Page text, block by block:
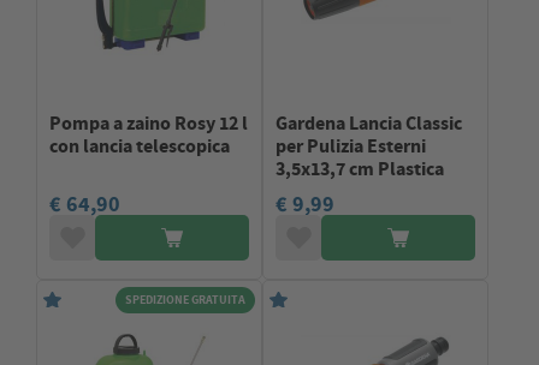
Pompa a zaino Rosy 12 l
con lancia telescopica
€ 64,90
Gardena Lancia Classic
per Pulizia Esterni
3,5x13,7 cm Plastica
€ 9,99
SPEDIZIONE GRATUITA